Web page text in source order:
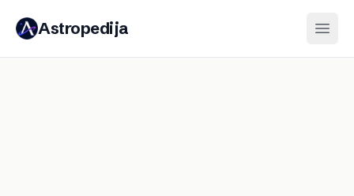
Astropedija